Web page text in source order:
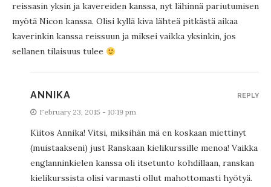
reissasin yksin ja kavereiden kanssa, nyt lähinnä pariutumisen
myötä Nicon kanssa. Olisi kyllä kiva lähteä pitkästä aikaa
kaverinkin kanssa reissuun ja miksei vaikka yksinkin, jos
sellanen tilaisuus tulee
ANNIKA
February 23, 2015 - 10:19 pm
Kiitos Annika! Vitsi, miksihän mä en koskaan miettinyt
(muistaakseni) just Ranskaan kielikurssille menoa! Vaikka
englanninkielen kanssa oli itsetunto kohdillaan, ranskan
kielikurssista olisi varmasti ollut mahottomasti hyötyä.
REPLY